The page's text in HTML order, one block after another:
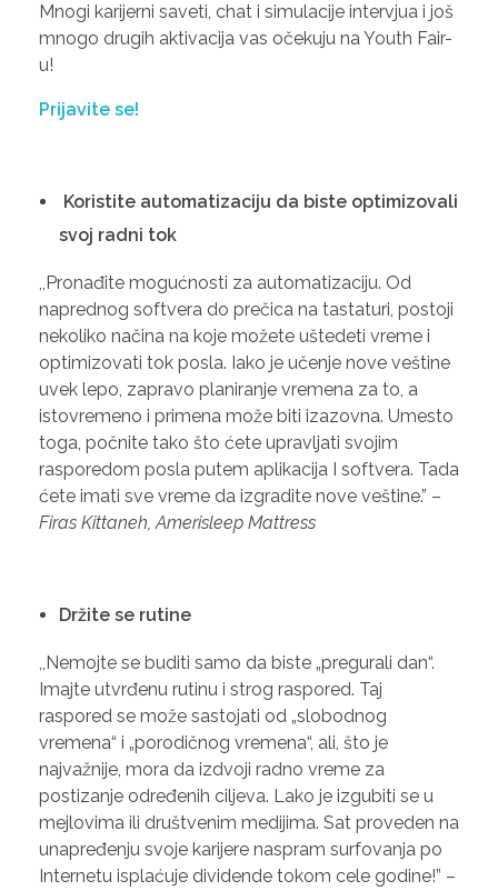
Mnogi karijerni saveti, chat i simulacije intervjua i još
mnogo drugih aktivacija vas očekuju na Youth Fair-
u!
Prijavite se!
Koristite automatizaciju da biste optimizovali
svoj radni tok
,,Pronađite mogućnosti za automatizaciju. Od
naprednog softvera do prečica na tastaturi, postoji
nekoliko načina na koje možete uštedeti vreme i
optimizovati tok posla. Iako je učenje nove veštine
uvek lepo, zapravo planiranje vremena za to, a
istovremeno i primena može biti izazovna. Umesto
toga, počnite tako što ćete upravljati svojim
rasporedom posla putem aplikacija I softvera. Tada
ćete imati sve vreme da izgradite nove veštine.” –
Firas Kittaneh, Amerisleep Mattress
Držite se rutine
,,Nemojte se buditi samo da biste „pregurali dan“.
Imajte utvrđenu rutinu i strog raspored. Taj
raspored se može sastojati od „slobodnog
vremena“ i „porodičnog vremena“, ali, što je
najvažnije, mora da izdvoji radno vreme za
postizanje određenih ciljeva. Lako je izgubiti se u
mejlovima ili društvenim medijima. Sat proveden na
unapređenju svoje karijere naspram surfovanja po
Internetu isplaćuje dividende tokom cele godine!” –